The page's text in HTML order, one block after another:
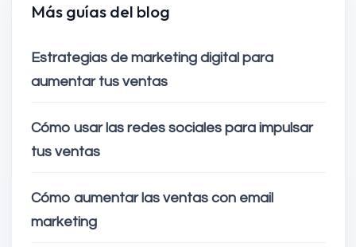
Más guías del blog
Estrategias de marketing digital para
aumentar tus ventas
Cómo usar las redes sociales para impulsar
tus ventas
Cómo aumentar las ventas con email
marketing